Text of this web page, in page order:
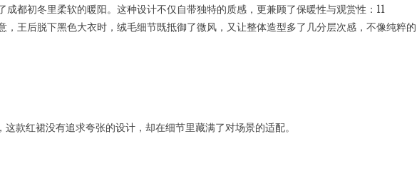
成都初冬里柔软的暖阳。这种设计不仅自带独特的质感，更兼顾了保暖性与观赏性：11
，王后脱下黑色大衣时，绒毛细节既抵御了微风，又让整体造型多了几分层次感，不像纯粹的
款红裙没有追求夸张的设计，却在细节里藏满了对场景的适配。